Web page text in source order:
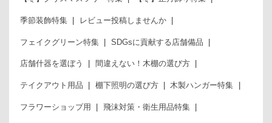
季節装飾特集 レビュー投稿しませんか
フェイクグリーン特集 SDGsに貢献する店舗備品
店舗什器を選ぼう 間違えない！木棚の選び方
テイクアウト用品 棚下照明の選び方 木製ハンガー特集
フラワーショップ用 飛沫対策・衛生用品特集